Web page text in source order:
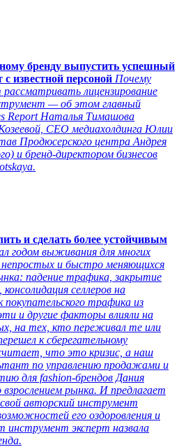
бренду выпустить успешный
известной персоной Почему
лицензирование
— об этом главный
Report Наталья Тимашова
СЕО медиахолдинга Юлии
Продюсерского центра Андрея
и бренд-директором бизнесов
и сделать более устойчивым
годом выживания для многих
непростых и быстро меняющихся
падение трафика, закрытие
селлеров на
покупательского трафика из
и другие факторы влияли на
на тех, кто переживал те или
к сберегательному
что это кризис, а наш
по управлению продажами и
для fashion-брендов Дания
рынка. И предлагает
авторский инструмент
его оздоровления и
инструмент эксперт назвала